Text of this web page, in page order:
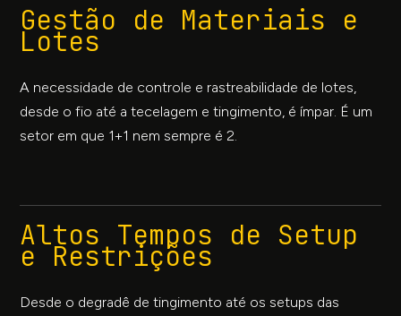
Gestão de Materiais e
Lotes
A necessidade de controle e rastreabilidade de lotes,
desde o fio até a tecelagem e tingimento, é ímpar. É um
setor em que 1+1 nem sempre é 2.
Altos Tempos de Setup
e Restrições
Desde o degradê de tingimento até os setups das